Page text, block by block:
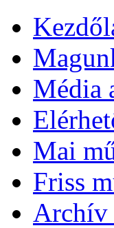
Média
Mai
Friss
Archív